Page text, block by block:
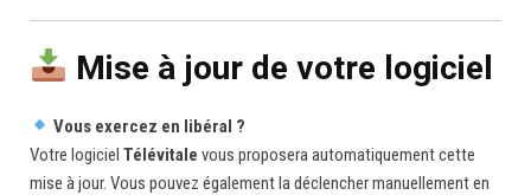
Mise à jour de votre logiciel
Vous exercez en libéral ?
Votre logiciel Télévitale vous proposera automatiquement cette
mise à jour. Vous pouvez également la déclencher manuellement en